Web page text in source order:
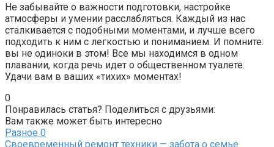
Не забывайте о важности подготовки, настройке
атмосферы и умении расслабляться. Каждый из нас
сталкивается с подобными моментами, и лучше всего
подходить к ним с легкостью и пониманием. И помните:
вы не одиноки в этом! Все мы находимся в одном
плавании, когда речь идет о общественном туалете.
Удачи вам в ваших «тихих» моментах!
0
Понравилась статья? Поделиться с друзьями:
Вам также может быть интересно
Разное 0
Своевременный ремонт техники — забота о семье